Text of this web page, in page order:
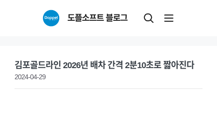
도플소프트 블로그
김포골드라인 2026년 배차 간격 2분10초로 짧아진다
2024-04-29